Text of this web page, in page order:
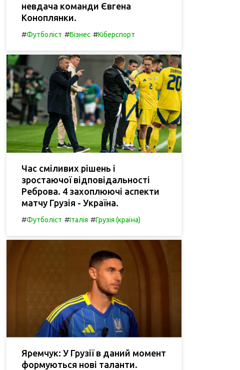
невдача команди Євгена
Коноплянки.
#Футболіст #Бізнес #Кіберспорт
Час сміливих рішень і
зростаючої відповідальності
Реброва. 4 захоплюючі аспекти
матчу Грузія - Україна.
#Футболіст #Італія #Грузія (країна)
Яремчук: У Грузії в даний момент
формуються нові таланти.